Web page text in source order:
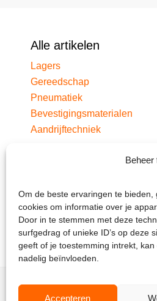
Beheer
Om de beste ervaringen te
cookies om informatie over je
Door in te stemmen met deze
surfgedrag of unieke ID’s op deze
geeft of je toestemming intrekt,
nadelig beïnvloeden.
Accepteren
Alle artikelen
Lagers
Gereedschap
Pneumatiek
Bevestigingsmaterialen
Aandrijftechniek